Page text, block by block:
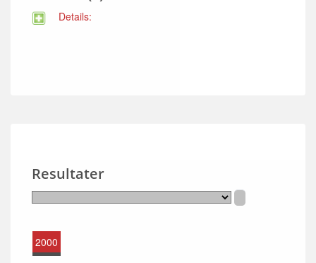
Details:
Resultater
2000